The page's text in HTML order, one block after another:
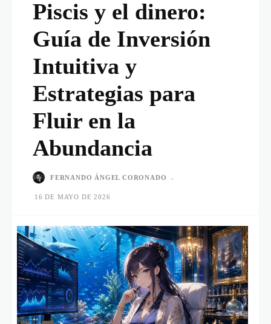
Piscis y el dinero:
Guía de Inversión
Intuitiva y
Estrategias para
Fluir en la
Abundancia
FERNANDO ÁNGEL CORONADO -
16 DE MAYO DE 2026